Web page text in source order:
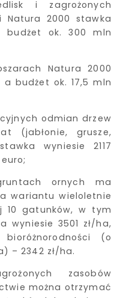
i zagrożonych
Natura 2000 stawka
budżet ok. 300 mln
Natura 2000
budżet ok. 17,5 mln
odmian drzew
(jabłonie, grusze,
wyniesie 2117
ornych ma
wariantu wieloletnie
10 gatunków, w tym
wyniesie 3501 zł/ha,
(o
– 2342 zł/ha.
zasobów
można otrzymać